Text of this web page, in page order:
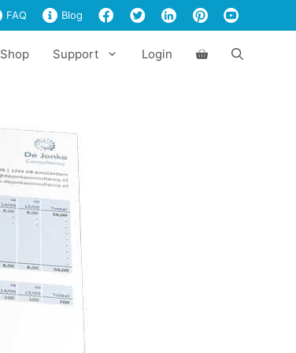
FAQ Blog
Shop Support Login